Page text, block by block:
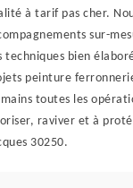
à tarif pas cher.
sur-
techniques bien
peinture
toutes les
raviver et à
30250.